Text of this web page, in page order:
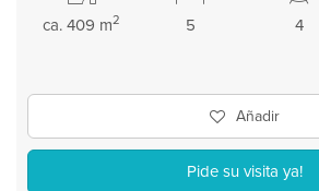
4
5
ca. 409 m2
Añadir
Pide su visita ya!